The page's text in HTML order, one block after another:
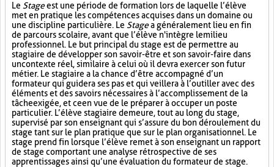
Le Stageest une période de formation lors de laquelle l’élève
met en pratique les compétences acquises dans un domaine ou
une discipline particulière. Le Stagea généralement lieu en fin
de parcours scolaire, avant que l’élève n'intègre le milieu
professionnel. Le but principal du stage est de permettre au
stagiaire de développer son savoir-être et son savoir-faire dans
un contexte réel, similaire à celui où il devra exercer son futur
métier. Le stagiaire a la chance d’être accompagné d’un
formateur qui guidera ses pas et qui veillera à l’outiller avec des
éléments et des savoirs nécessaires à l’accomplissement de la
tâche exigée, et ce en vue de le préparer à occuper un poste
particulier. L’élève stagiaire demeure, tout au long du stage,
supervisé par son enseignant qui s’assure du bon déroulement du
stage tant sur le plan pratique que sur le plan organisationnel. Le
stage prend fin lorsque l’élève remet à son enseignant un rapport
de stage comportant une analyse rétrospective de ses
apprentissages ainsi qu’une évaluation du formateur de stage.